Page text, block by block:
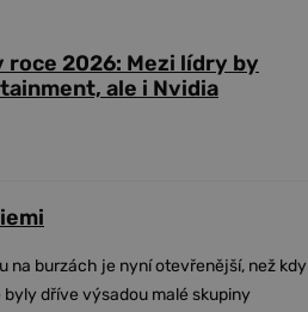
2026: Mezi lídry by
ale i Nvidia
na burzách je nyní otevřenější, než kdy
dříve výsadou malé skupiny